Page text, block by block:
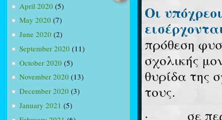
April 2020 (5)
May 2020 (7)
June 2020 (2)
September 2020 (11)
October 2020 (5)
November 2020 (13)
December 2020 (3)
January 2021 (5)
Οι
πρόθεση
σχολικής
θυρίδα της
τους.
·
σε